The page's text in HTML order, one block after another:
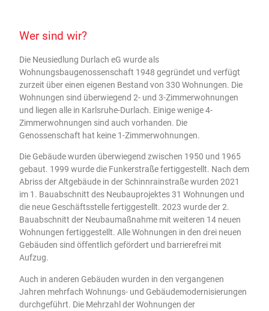
Wer sind wir?
Die Neusiedlung Durlach eG wurde als
Wohnungsbaugenossenschaft 1948 gegründet und verfügt
zurzeit über einen eigenen Bestand von 330 Wohnungen. Die
Wohnungen sind überwiegend 2- und 3-Zimmerwohnungen
und liegen alle in Karlsruhe-Durlach. Einige wenige 4-
Zimmerwohnungen sind auch vorhanden. Die
Genossenschaft hat keine 1-Zimmerwohnungen.
Die Gebäude wurden überwiegend zwischen 1950 und 1965
gebaut. 1999 wurde die Funkerstraße fertiggestellt. Nach dem
Abriss der Altgebäude in der Schinnrainstraße wurden 2021
im 1. Bauabschnitt des Neubauprojektes 31 Wohnungen und
die neue Geschäftsstelle fertiggestellt. 2023 wurde der 2.
Bauabschnitt der Neubaumaßnahme mit weiteren 14 neuen
Wohnungen fertiggestellt. Alle Wohnungen in den drei neuen
Gebäuden sind öffentlich gefördert und barrierefrei mit
Aufzug.
Auch in anderen Gebäuden wurden in den vergangenen
Jahren mehrfach Wohnungs- und Gebäudemodernisierungen
durchgeführt. Die Mehrzahl der Wohnungen der